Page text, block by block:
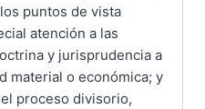
puntos de vista
atención a las
y jurisprudencia a
material o económica; y
proceso divisorio,